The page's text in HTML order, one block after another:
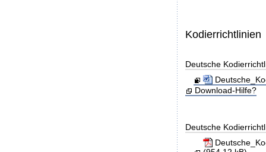
Kodierrichtlinien
Deutsche
Download-Hilfe?
Deutsche